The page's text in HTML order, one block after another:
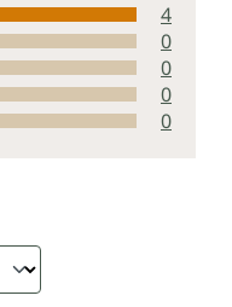
4
0
0
0
0